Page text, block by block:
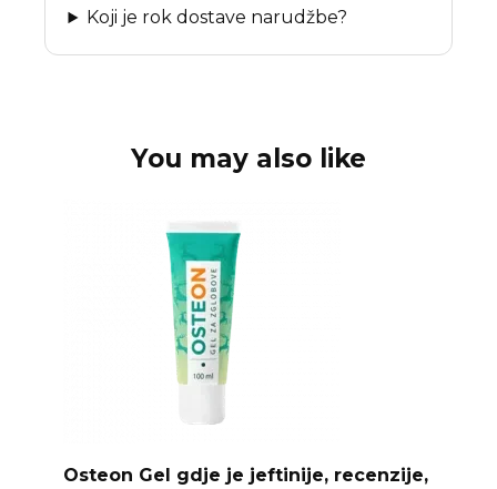
Koji je rok dostave narudžbe?
You may also like
Osteon Gel gdje je jeftinije, recenzije,